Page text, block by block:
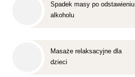
Spadek masy po odstawieniu
alkoholu
Masaże relaksacyjne dla
dzieci